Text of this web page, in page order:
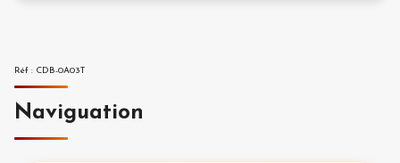
Réf : CDB-0A03T
Naviguation